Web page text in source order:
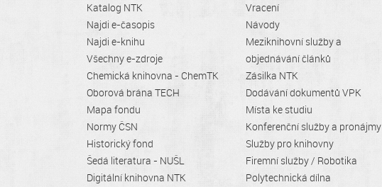
Katalog NTK
Najdi e-časopis
Najdi e-knihu
Všechny e-zdroje
Chemická knihovna - ChemTK
Oborová brána TECH
Mapa fondu
Normy ČSN
Historický fond
Šedá literatura - NUŠL
Digitální knihovna NTK
Vracení
Návody
Meziknihovní služby a
objednávání článků
Zásilka NTK
Dodávání dokumentů VPK
Místa ke studiu
Konferenční služby a pronájmy
Služby pro knihovny
Firemní služby / Robotika
Polytechnická dílna